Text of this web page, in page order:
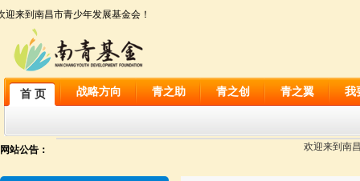
迎来到南昌市青少年发展基金会！
首 页 战略方向 青之助 青之创 青之翼 我
网站公告： 欢迎来到南